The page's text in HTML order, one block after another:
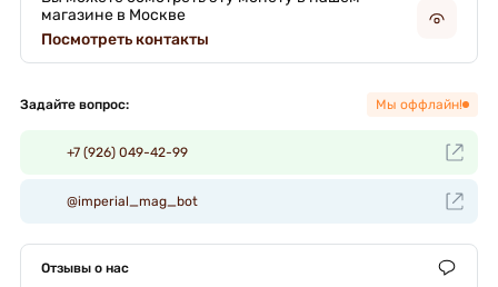
магазине в Москве
Посмотреть контакты
Задайте вопрос: Мы оффлайн!
+7 (926) 049-42-99
@imperial_mag_bot
Отзывы о нас